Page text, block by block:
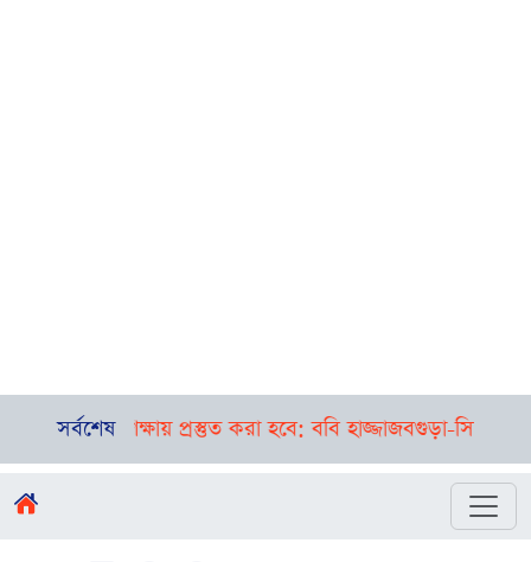
সর্বশেষ
শিক্ষায় প্রস্তুত করা হবে: ববি হাজ্জাজবগুড়া-সিলেটে পৃথক